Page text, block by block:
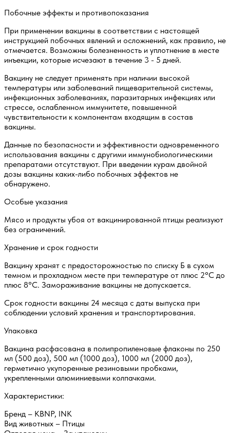
Побочные эффекты и противопоказания
При применении вакцины в соответствии с настоящей
инструкцией побочных явлений и осложнений, как правило, не
отмечается. Возможны болезненность и уплотнение в месте
инъекции, которые исчезают в течение 3 - 5 дней.
Вакцину не следует применять при наличии высокой
температуры или заболеваний пищеварительной системы,
инфекционных заболеваниях, паразитарных инфекциях или
стрессе, ослабленном иммунитете, повышенной
чувствительности к компонентам входящим в состав
вакцины.
Данные по безопасности и эффективности одновременного
использования вакцины с другими иммунобиологическими
препаратами отсутствуют. При введении курам двойной
дозы вакцины каких-либо побочных эффектов не
обнаружено.
Особые указания
Мясо и продукты убоя от вакцинированной птицы реализуют
без ограничений.
Хранение и срок годности
Вакцину хранят с предосторожностью по списку Б в сухом
темном и прохладном месте при температуре от плюс 2°С до
плюс 8°С. Замораживание вакцины не допускается.
Срок годности вакцины 24 месяца с даты выпуска при
соблюдении условий хранения и транспортирования.
Упаковка
Вакцина расфасована в полипропиленовые флаконы по 250
мл (500 доз), 500 мл (1000 доз), 1000 мл (2000 доз),
герметично укупоренные резиновыми пробками,
укрепленными алюминиевыми колпачками.
Характеристики:
Бренд – KBNP, INK
Вид животных – Птицы